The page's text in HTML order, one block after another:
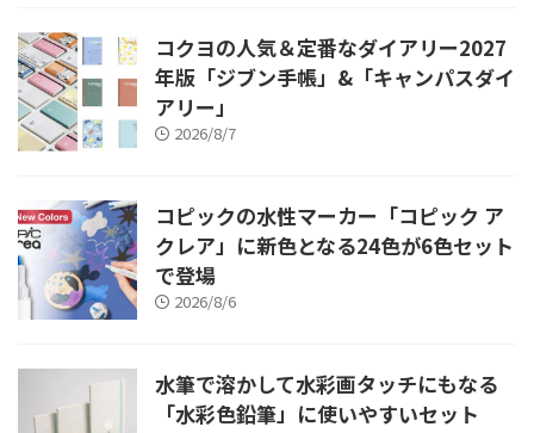
コクヨの人気＆定番なダイアリー2027
年版「ジブン手帳」&「キャンパスダイ
アリー」
2026/8/7
コピックの水性マーカー「コピック ア
クレア」に新色となる24色が6色セット
で登場
2026/8/6
水筆で溶かして水彩画タッチにもなる
「水彩色鉛筆」に使いやすいセット